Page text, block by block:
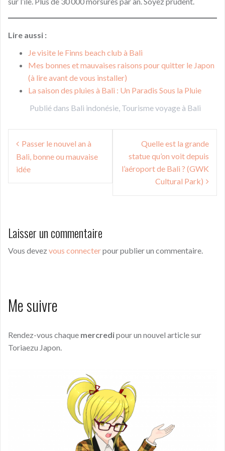
Lire aussi :
Je visite le Finns beach club à Bali
Mes bonnes et mauvaises raisons pour quitter le Japon
(à lire avant de vous installer)
La saison des pluies à Bali : Un Paradis Sous la Pluie
Publié dans Bali indonésie, Tourisme voyage à Bali
Navigation
de
l’article
Passer le nouvel an à
Bali, bonne ou mauvaise
idée
Quelle est la grande
statue qu’on voit depuis
l’aéroport de Bali ? (GWK
Cultural Park)
Laisser un commentaire
Vous devez vous connecterpour publier un commentaire.
Me suivre
Rendez-vous chaque mercredipour un nouvel article sur
Toriaezu Japon.